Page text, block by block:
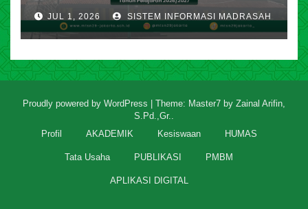
JUL 1, 2026 SISTEM INFORMASI MADRASAH
Proudly powered by WordPress Theme: Master7 by Zainal Arifin,
S.Pd.,Gr.
Profil
AKADEMIK Kesiswaan HUMAS
Tata Usaha PUBLIKASI PMBM
APLIKASI DIGITAL